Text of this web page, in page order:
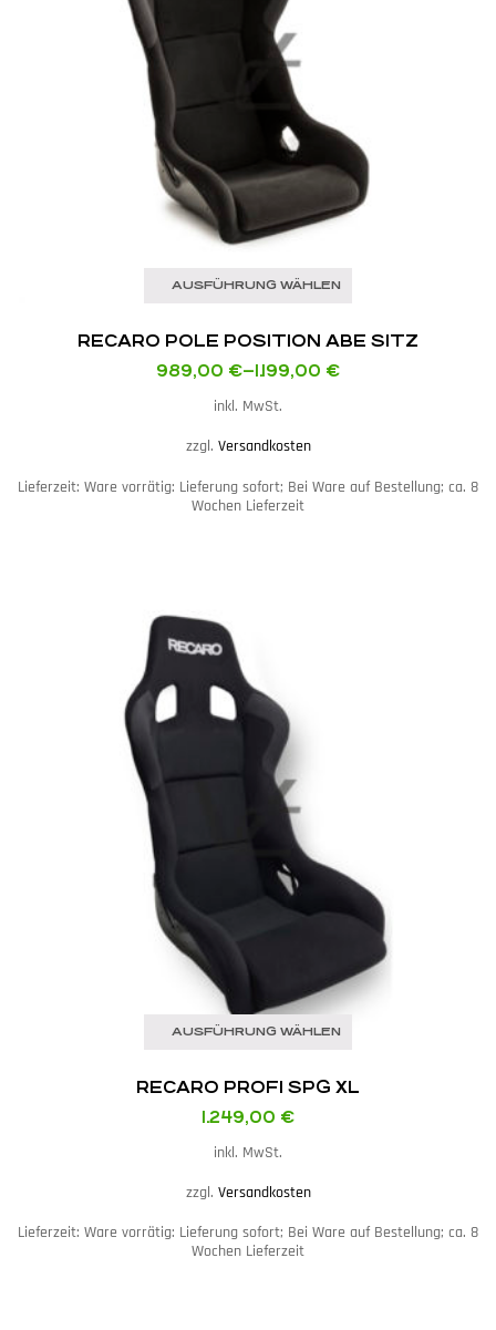
AUSFÜHRUNG WÄHLEN
RECARO POLE POSITION ABE SITZ
989,00 €–1.199,00 €
inkl. MwSt.
zzgl. Versandkosten
Lieferzeit: Ware vorrätig: Lieferung sofort; Bei Ware auf Bestellung; ca. 8
Wochen Lieferzeit
AUSFÜHRUNG WÄHLEN
RECARO PROFI SPG XL
1.249,00 €
inkl. MwSt.
zzgl. Versandkosten
Lieferzeit: Ware vorrätig: Lieferung sofort; Bei Ware auf Bestellung; ca. 8
Wochen Lieferzeit